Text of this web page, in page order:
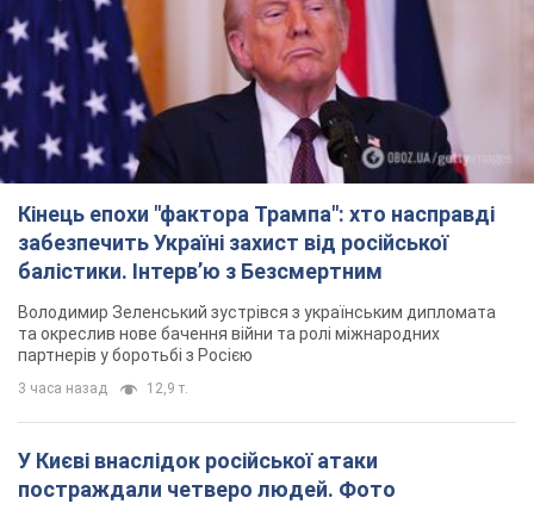
Кінець епохи "фактора Трампа": хто насправді
забезпечить Україні захист від російської
балістики. Інтерв’ю з Безсмертним
Володимир Зеленський зустрівся з українським дипломата
та окреслив нове бачення війни та ролі міжнародних
партнерів у боротьбі з Росією
3 часа назад 12,9 т.
У Києві внаслідок російської атаки
постраждали четверо людей. Фото